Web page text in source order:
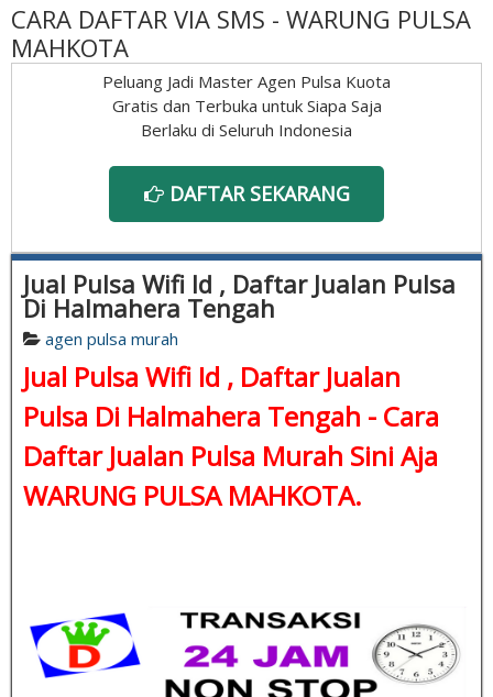
CARA DAFTAR VIA SMS - WARUNG PULSA
MAHKOTA
Peluang Jadi Master Agen Pulsa Kuota
Gratis dan Terbuka untuk Siapa Saja
Berlaku di Seluruh Indonesia
DAFTAR SEKARANG
Jual Pulsa Wifi Id , Daftar Jualan Pulsa
Di Halmahera Tengah
agen pulsa murah
Jual Pulsa Wifi Id , Daftar Jualan
Pulsa Di Halmahera Tengah - Cara
Daftar Jualan Pulsa Murah Sini Aja
WARUNG PULSA MAHKOTA.